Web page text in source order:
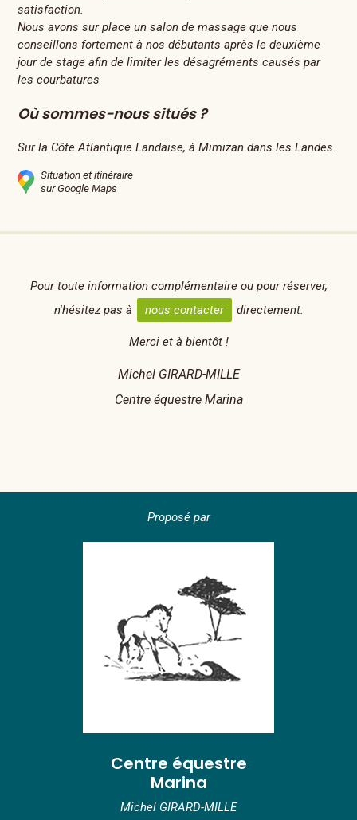
satisfaction.
Nous avons sur place un salon de massage que nous
conseillons fortement à nos débutants après le deuxième
jour de stage afin de limiter les désagréments causés par
les courbatures
Où sommes-nous situés ?
Sur la Côte Atlantique Landaise, à Mimizan dans les Landes.
Situation et itinéraire
sur Google Maps
Pour toute information complémentaire ou pour réserver,
n'hésitez pas à
nous contacter directement.
Merci et à bientôt !
Michel GIRARD-MILLE
Centre équestre Marina
Proposé par
Centre équestre
Marina
Michel GIRARD-MILLE